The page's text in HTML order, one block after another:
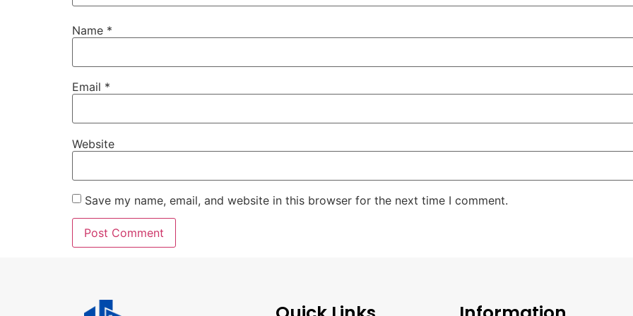
Name *
Email *
Website
Save my name, email, and website in this browser for the next time I comment.